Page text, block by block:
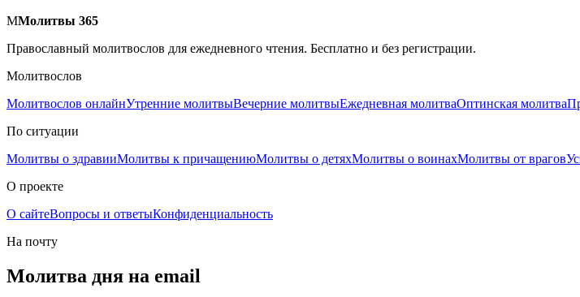
ММолитвы 365
Православный молитвослов для ежедневного чтения. Бесплатно и без регистрации.
Молитвослов
Молитвослов онлайнУтренние молитвыВечерние молитвыЕжедневная молитваОптинская молитва
По ситуации
Молитвы о здравииМолитвы к причащениюМолитвы о детяхМолитвы о воинахМолитвы от врагов
О проекте
О сайтеВопросы и ответыКонфиденциальность
На почту
Молитва дня на email